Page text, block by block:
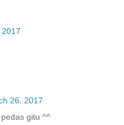
26, 2017
gitu ^^